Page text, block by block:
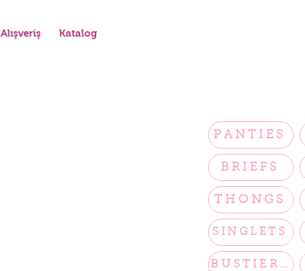
Alışveriş Katalog
BRIEFS
PANTIES
THONGS
SINGLETS
BUSTIERS